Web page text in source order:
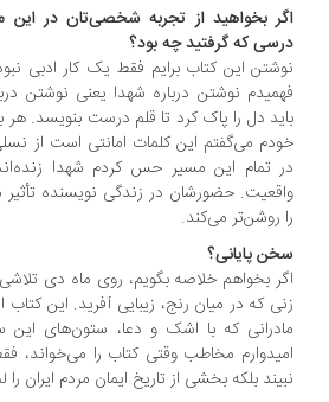
بخواهید از تجربه شخصی‌تان در این مسیر
که گرفتید چه بود؟
این کتاب برایم فقط یک کار ادبی نبود، یک
نوشتن درباره شهدا یعنی نوشتن درباره
دل را پاک کرد تا قلم درست بنویسد. هر بار که
می‌گفتم این کلمات امانتی است از نسلی که
تمام این مسیر حس کردم شهدا زنده‌اند نه
حضورشان در زندگی نویسنده تأثیر
روشن‌تر می‌کند.
پایانی؟
بخواهم خلاصه بگویم، روی ماه دی تلاشی است
که در میان رنج، زیبایی آفرید. این کتاب ادای
که با اشک و دعا، ستون‌های این سرزمین
مخاطب وقتی کتاب را می‌خواند، فقط
بلکه بخشی از تاریخ ایمان مردم ایران را لمس